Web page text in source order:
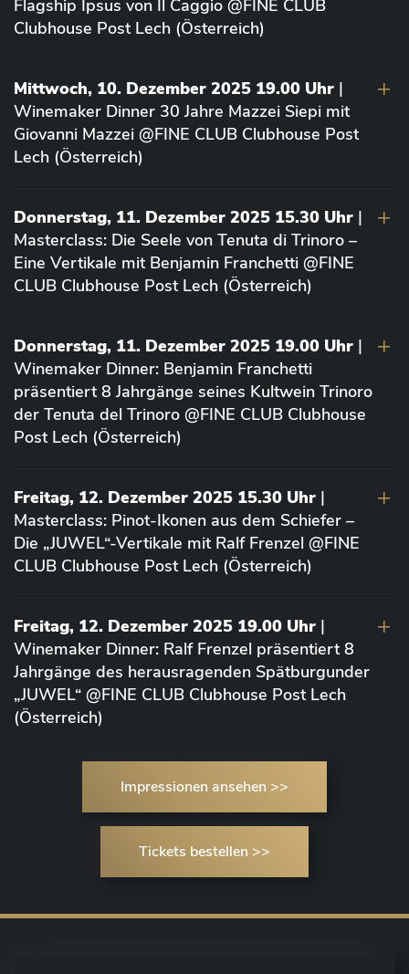
Flagship Ipsus von Il Caggio @FINE CLUB
Clubhouse Post Lech (Österreich)
Mittwoch, 10. Dezember 2025 19.00 Uhr |
Winemaker Dinner 30 Jahre Mazzei Siepi mit
Giovanni Mazzei @FINE CLUB Clubhouse Post
Lech (Österreich)
Donnerstag, 11. Dezember 2025 15.30 Uhr |
Masterclass: Die Seele von Tenuta di Trinoro –
Eine Vertikale mit Benjamin Franchetti @FINE
CLUB Clubhouse Post Lech (Österreich)
Donnerstag, 11. Dezember 2025 19.00 Uhr |
Winemaker Dinner: Benjamin Franchetti
präsentiert 8 Jahrgänge seines Kultwein Trinoro
der Tenuta del Trinoro @FINE CLUB Clubhouse
Post Lech (Österreich)
Freitag, 12. Dezember 2025 15.30 Uhr |
Masterclass: Pinot-Ikonen aus dem Schiefer –
Die „JUWEL“-Vertikale mit Ralf Frenzel @FINE
CLUB Clubhouse Post Lech (Österreich)
Freitag, 12. Dezember 2025 19.00 Uhr |
Winemaker Dinner: Ralf Frenzel präsentiert 8
Jahrgänge des herausragenden Spätburgunder
„JUWEL“ @FINE CLUB Clubhouse Post Lech
(Österreich)
Impressionen ansehen >>
Tickets bestellen >>